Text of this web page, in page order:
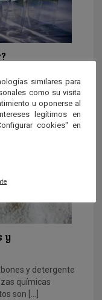
del agua. Es
y
y detergente
químicas
son […]
similares para
como su visita
u oponerse al
legítimos en
cookies" en